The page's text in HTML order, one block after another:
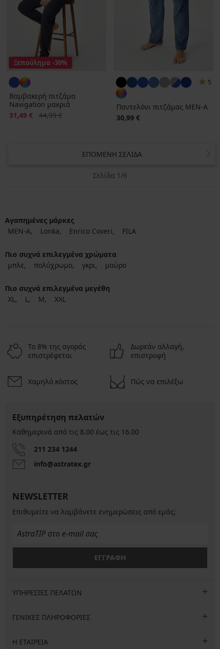
Ξεπούλημα -30%
Βαμβακερή πιτζάμα
Navigation μακριά
Έκπτωση
31,49 € Αρχική τιμή
44,99 €
5
Παντελόνι πιτζάμας MEN-A
30,99 €
ΕΠΌΜΕΝΗ ΣΕΛΊΔΑ
Σελίδα 1/6
Αγαπημένες μάρκες
MEN-A
Lonka Enrico Coveri FILA
Πιο συχνά επιλεγμένα χρώματα
μπλε
πολύχρωμο γκρι μαύρο
Πιο συχνά επιλεγμένα μεγέθη
XL
L M XXL
Το 8% της αγοράς
επιστρέφεται
Δωρεάν αλλαγή,
επιστροφή
Χαμηλό κόστος Πώς να επιλέξω
Εξυπηρέτηση πελατών
Καθημερινά από τις 8.00 έως τις 16.00
211 234 1244
info@astratex.gr
NEWSLETTER
Επιθυμείτε να λαμβάνετε ενημερώσεις από εμάς;
ΕΓΓΡΑΦΗ
ΥΠΗΡΕΣΙΕΣ ΠΕΛΑΤΩΝ
ΓΕΝΙΚΕΣ ΠΛΗΡΟΦΟΡΙΕΣ
Η ΕΤΑΙΡΕΙΑ